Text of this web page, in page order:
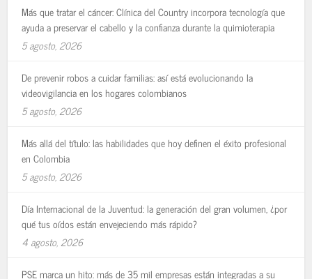
Más que tratar el cáncer: Clínica del Country incorpora tecnología que
ayuda a preservar el cabello y la confianza durante la quimioterapia
5 agosto, 2026
De prevenir robos a cuidar familias: así está evolucionando la
videovigilancia en los hogares colombianos
5 agosto, 2026
Más allá del título: las habilidades que hoy definen el éxito profesional
en Colombia
5 agosto, 2026
Día Internacional de la Juventud: la generación del gran volumen, ¿por
qué tus oídos están envejeciendo más rápido?
4 agosto, 2026
PSE marca un hito: más de 35 mil empresas están integradas a su